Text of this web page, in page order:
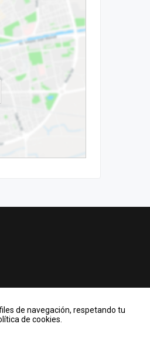
de navegación, respetando tu
de cookies.